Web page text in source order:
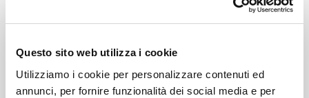
Questo sito web utilizza i cookie
Utilizziamo i cookie per personalizzare contenuti ed
annunci, per fornire funzionalità dei social media e per